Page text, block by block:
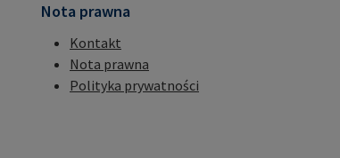
Nota prawna
Kontakt
Nota prawna
Polityka prywatności